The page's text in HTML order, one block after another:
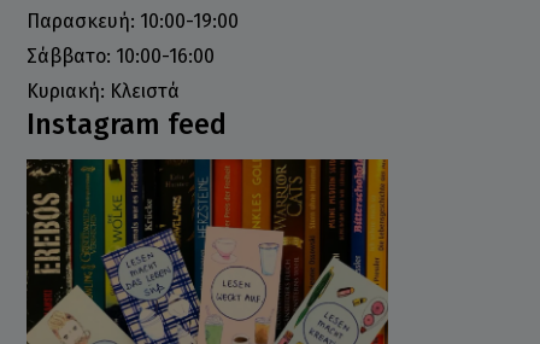
Παρασκευή: 10:00-19:00
Σάββατο: 10:00-16:00
Κυριακή: Κλειστά
Instagram feed